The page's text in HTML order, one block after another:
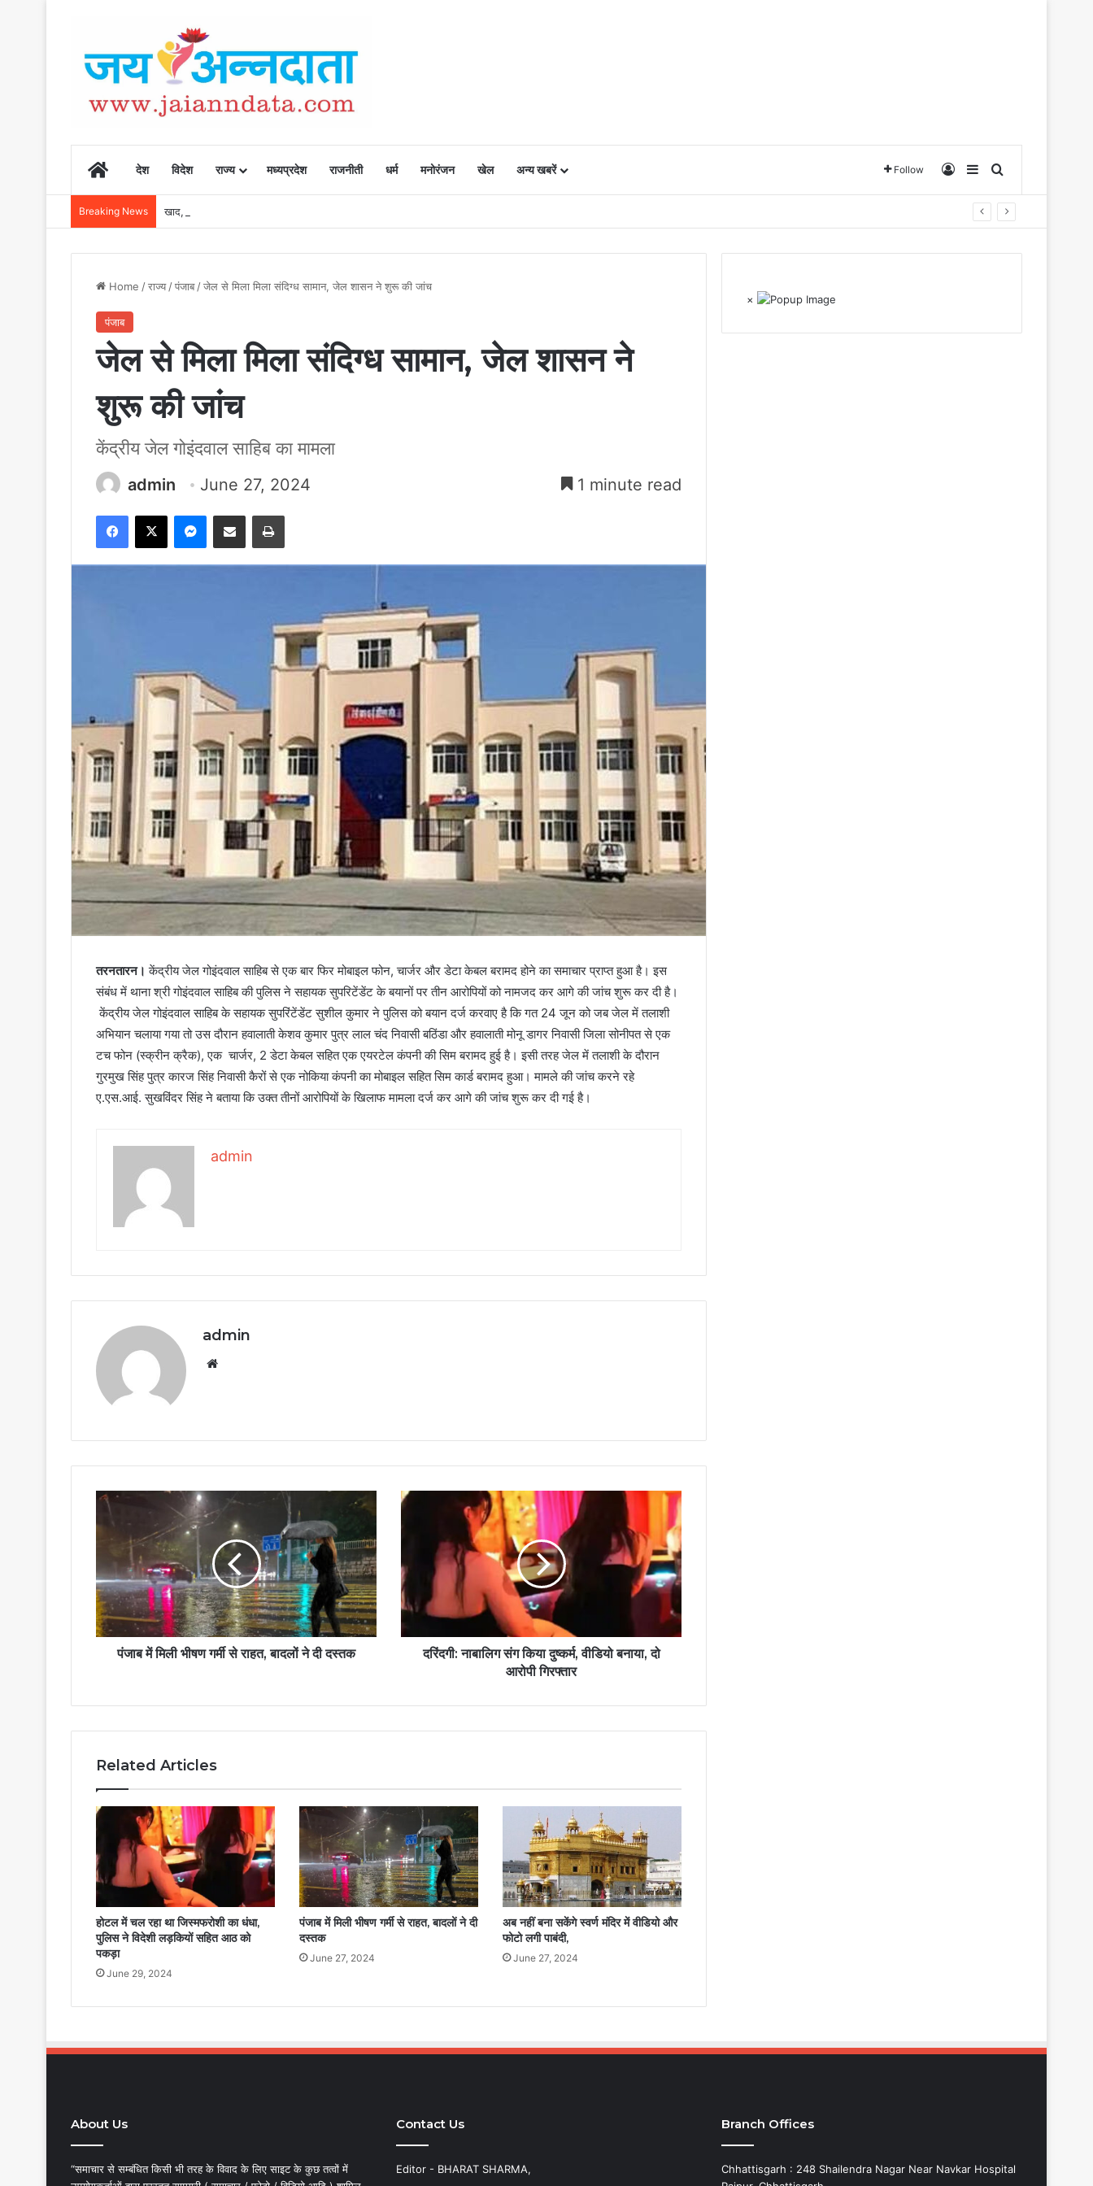
Homeदेश विदेश राज्य मध्यप्रदेश राजनीती धर्म मनोरंजन खेल अन्य खबरें Follow Log InSidebarSearch for
Breaking News खाद, बीज और उर्वरकों की समय पर उपलब्धता से किसानों में उत्साह, नैनो डीएपी और नैनो यूरिया बने किसानों के भरोसेमंद कृषि साथी…..
Home /राज्य/पंजाब/जेल से मिला मिला संदिग्ध सामान, जेल शासन ने शुरू की जांच
पंजाब
जेल से मिला मिला संदिग्ध सामान, जेल शासन ने
शुरू की जांच
केंद्रीय जेल गोइंदवाल साहिब का मामला
admin June 27, 2024 1 minute read
Facebook
X Messenger
Share via Email Print
तरनतारन।केंद्रीय जेल गोइंदवाल साहिब से एक बार फिर मोबाइल फोन, चार्जर और डेटा केबल बरामद होने का समाचार प्राप्त हुआ है। इस
संबंध में थाना श्री गोइंदवाल साहिब की पुलिस ने सहायक सुपरिटेंडेंट के बयानों पर तीन आरोपियों को नामजद कर आगे की जांच शुरू कर दी है।
केंद्रीय जेल गोइंदवाल साहिब के सहायक सुपरिंटेंडेंट सुशील कुमार ने पुलिस को बयान दर्ज करवाए है कि गत 24 जून को जब जेल में तलाशी
अभियान चलाया गया तो उस दौरान हवालाती केशव कुमार पुत्र लाल चंद निवासी बठिंडा और हवालाती मोनू डागर निवासी जिला सोनीपत से एक
टच फोन (स्क्रीन क्रैक), एक चार्जर, 2 डेटा केबल सहित एक एयरटेल कंपनी की सिम बरामद हुई है। इसी तरह जेल में तलाशी के दौरान
गुरमुख सिंह पुत्र कारज सिंह निवासी कैरों से एक नोकिया कंपनी का मोबाइल सहित सिम कार्ड बरामद हुआ। मामले की जांच करने रहे
ए.एस.आई. सुखविंदर सिंह ने बताया कि उक्त तीनों आरोपियों के खिलाफ मामला दर्ज कर आगे की जांच शुरू कर दी गई है।
admin
admin
पंजाब में मिली भीषण गर्मी से राहत, बादलों ने दी दस्तक
दरिंदगी: नाबालिग संग किया दुष्कर्म, वीडियो बनाया, दो
आरोपी गिरफ्तार
Related Articles
होटल में चल रहा था जिस्मफरोशी का धंधा,
पुलिस ने विदेशी लड़कियों सहित आठ को
पकड़ा
June 29, 2024
पंजाब में मिली भीषण गर्मी से राहत, बादलों ने दी
दस्तक
June 27, 2024
अब नहीं बना सकेंगे स्वर्ण मंदिर में वीडियो और
फोटो लगी पाबंदी,
June 27, 2024
×
About Us
“समाचार से सम्बंधित किसी भी तरह के विवाद के लिए साइट के कुछ तत्वों में
Contact Us
Editor - BHARAT SHARMA,
Branch Offices
Chhattisgarh : 248 Shailendra Nagar Near Navkar Hospital